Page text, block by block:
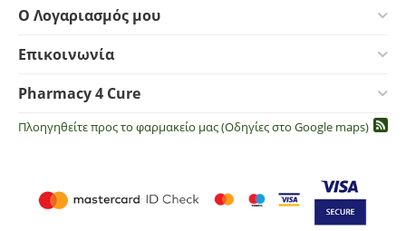
Ο Λογαριασμός μου
Επικοινωνία
Pharmacy 4 Cure
Πλοηγηθείτε προς το φαρμακείο μας (Οδηγίες στο Google maps)